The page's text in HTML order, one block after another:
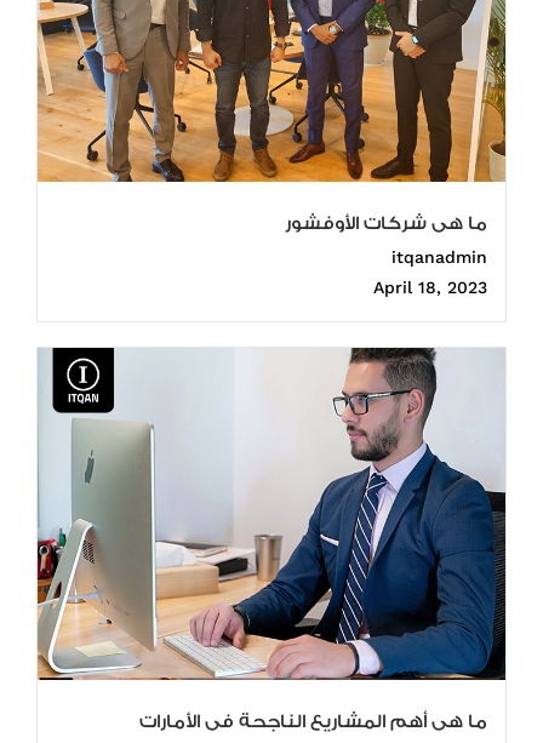
ما هى شركات الأوفشور
itqanadmin
April 18, 2023
ما هى أهم المشاريع الناجحة فى الأمارات